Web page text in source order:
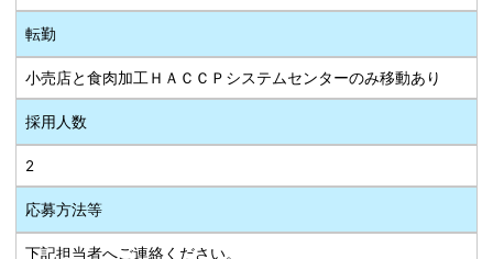
転勤
小売店と食肉加工ＨＡＣＣＰシステムセンターのみ移動あり
採用人数
2
応募方法等
下記担当者へご連絡ください。